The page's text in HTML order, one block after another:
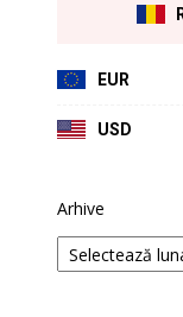
EUR
USD
Arhive